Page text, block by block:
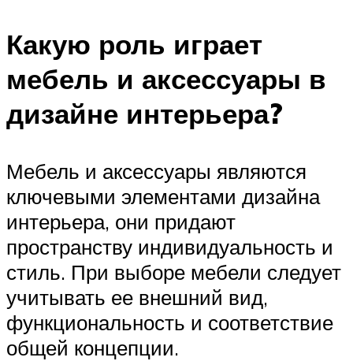
Какую роль играет
мебель и аксессуары в
дизайне интерьера?
Мебель и аксессуары являются
ключевыми элементами дизайна
интерьера, они придают
пространству индивидуальность и
стиль. При выборе мебели следует
учитывать ее внешний вид,
функциональность и соответствие
общей концепции.